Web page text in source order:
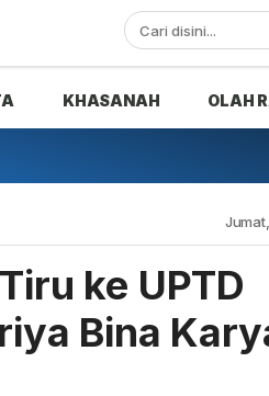
KHASANAH OLAH
ke UPTD
Bina